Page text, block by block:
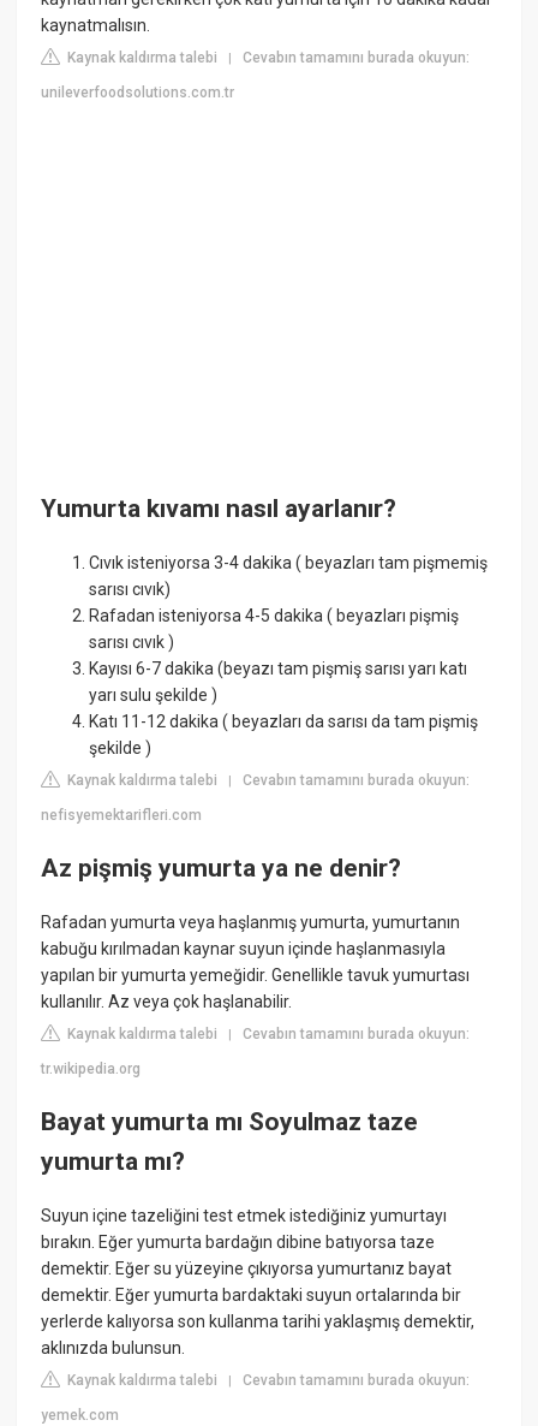
kaynatmalısın.
Kaynak kaldırma talebi |Cevabın tamamını burada okuyun:
unileverfoodsolutions.com.tr
Yumurta kıvamı nasıl ayarlanır?
Cıvık isteniyorsa 3-4 dakika ( beyazları tam pişmemiş
sarısı cıvık)
Rafadan isteniyorsa 4-5 dakika ( beyazları pişmiş
sarısı cıvık )
Kayısı 6-7 dakika (beyazı tam pişmiş sarısı yarı katı
yarı sulu şekilde )
Katı 11-12 dakika ( beyazları da sarısı da tam pişmiş
şekilde )
Kaynak kaldırma talebi |Cevabın tamamını burada okuyun:
nefisyemektarifleri.com
Az pişmiş yumurta ya ne denir?
Rafadan yumurta veya haşlanmış yumurta, yumurtanın
kabuğu kırılmadan kaynar suyun içinde haşlanmasıyla
yapılan bir yumurta yemeğidir. Genellikle tavuk yumurtası
kullanılır. Az veya çok haşlanabilir.
Kaynak kaldırma talebi |Cevabın tamamını burada okuyun:
tr.wikipedia.org
Bayat yumurta mı Soyulmaz taze
yumurta mı?
Suyun içine tazeliğini test etmek istediğiniz yumurtayı
bırakın. Eğer yumurta bardağın dibine batıyorsa taze
demektir. Eğer su yüzeyine çıkıyorsa yumurtanız bayat
demektir. Eğer yumurta bardaktaki suyun ortalarında bir
yerlerde kalıyorsa son kullanma tarihi yaklaşmış demektir,
aklınızda bulunsun.
Kaynak kaldırma talebi |Cevabın tamamını burada okuyun:
yemek.com